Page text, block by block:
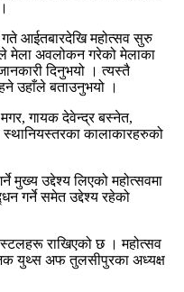
आईतबारदेखि महोत्सव सुरु
मेला अवलोकन गरेको मेलाका
दिनुभयो । त्यस्तै
उहाँले बताउनुभयो ।
गायक देवेन्द्र बस्नेत,
स्थानियस्तरका कालाकारहरुको
उद्देश्य लिएको महोत्सवमा
गर्ने समेत उद्देश्य रहेको
स्टलहरू राखिएको छ । महोत्सव
युथ्स अफ तुलसीपुरका अध्यक्ष